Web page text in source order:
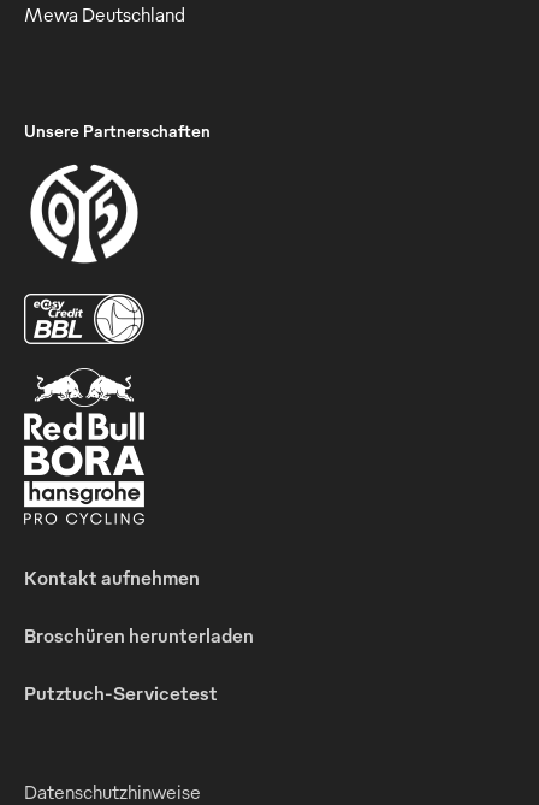
Mewa Deutschland
Unsere Partnerschaften
Kontakt aufnehmen
Broschüren herunterladen
Putztuch-Servicetest
Datenschutzhinweise